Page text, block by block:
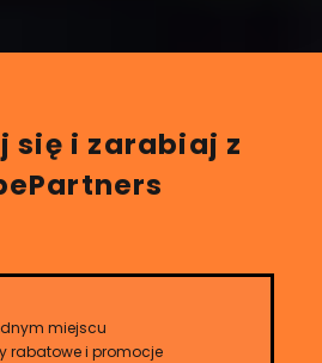
się i zarabiaj z
miejscu
rabatowe i promocje